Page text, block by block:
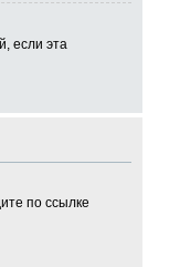
если эта
по ссылке